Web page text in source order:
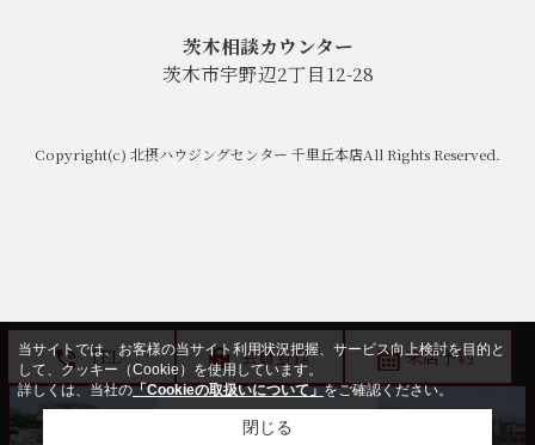
茨木相談カウンター
茨木市宇野辺2丁目12-28
Copyright(c) 北摂ハウジングセンター 千里丘本店All Rights Reserved.
TEL 会員登録 来店予約
当サイトでは、お客様の当サイト利用状況把握、サービス向上検討を目的と
して、クッキー（Cookie）を使用しています。
詳しくは、当社の「Cookieの取扱いについて」をご確認ください。
閉じる